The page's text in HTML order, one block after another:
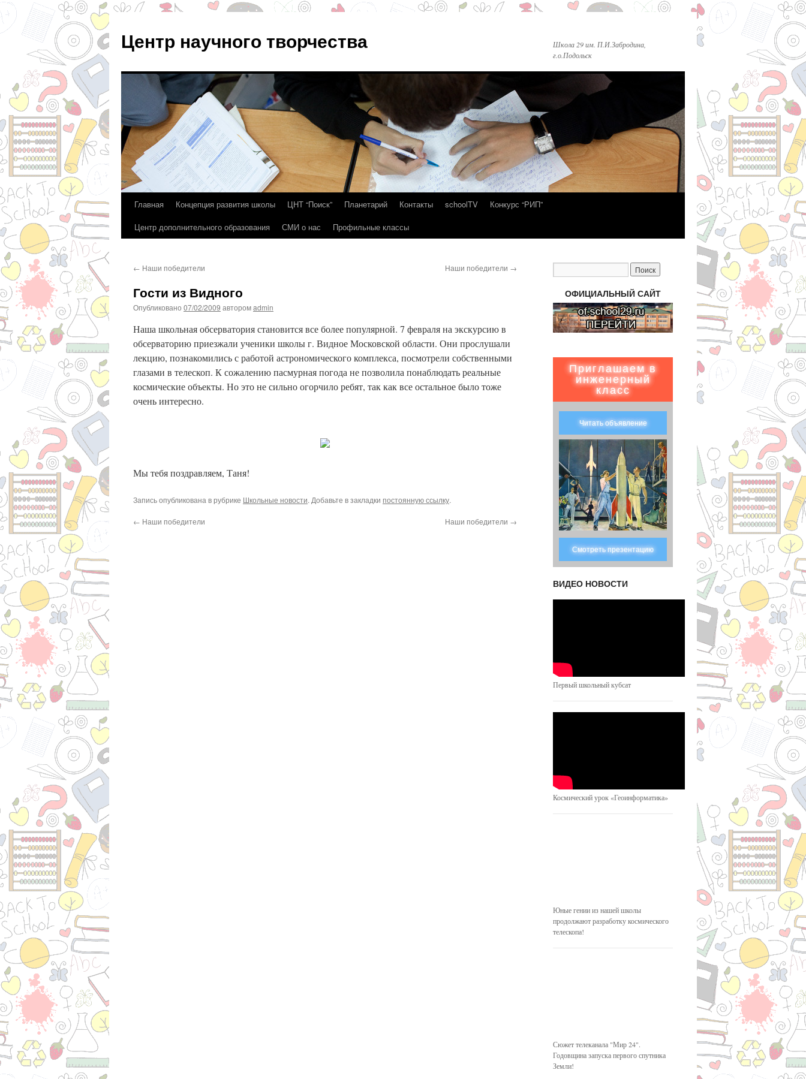
Центр научного творчества
Школа 29 им. П.И.Забродина,
г.о.Подольск
Перейти
Главная Концепция развития школы ЦНТ “Поиск” Планетарий Контакты schoolTV
Конкурс “РИП”
Центр дополнительного образования
СМИ о нас Профильные классы
← Наши победители Наши победители →
Гости из Видного
Опубликовано 07/02/2009 авторомadmin
Наша школьная обсерватория становится все более популярной. 7 февраля на экскурсию в
обсерваторию приезжали ученики школы г. Видное Московской области. Они прослушали
лекцию, познакомились с работой астрономического комплекса, посмотрели собственными
глазами в телескоп. К сожалению пасмурная погода не позволила понаблюдать реальные
космические объекты. Но это не сильно огорчило ребят, так как все остальное было тоже
очень интересно.
Мы тебя поздравляем, Таня!
Запись опубликована в рубрике Школьные новости. Добавьте в закладки постоянную ссылку.
← Наши победители Наши победители →
ОФИЦИАЛЬНЫЙ САЙТ
Приглашаем в
инженерный
класс
Читать объявление
Смотреть презентацию
ВИДЕО НОВОСТИ
Первый школьный кубсат
Космический урок «Геоинформатика»
Юные гении из нашей школы
продолжают разработку космического
телескопа!
Сюжет телеканала "Мир 24".
Годовщина запуска первого спутника
Земли!